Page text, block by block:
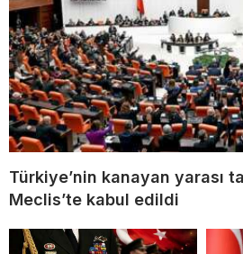
Türkiye’nin kanayan yarası
Meclis’te kabul edildi